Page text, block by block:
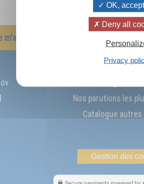
m'abonne à la newsletter
La pensée du
Nos parutions les
Catalogue autres
Gestion des
OK, accept
Deny all
Privacy